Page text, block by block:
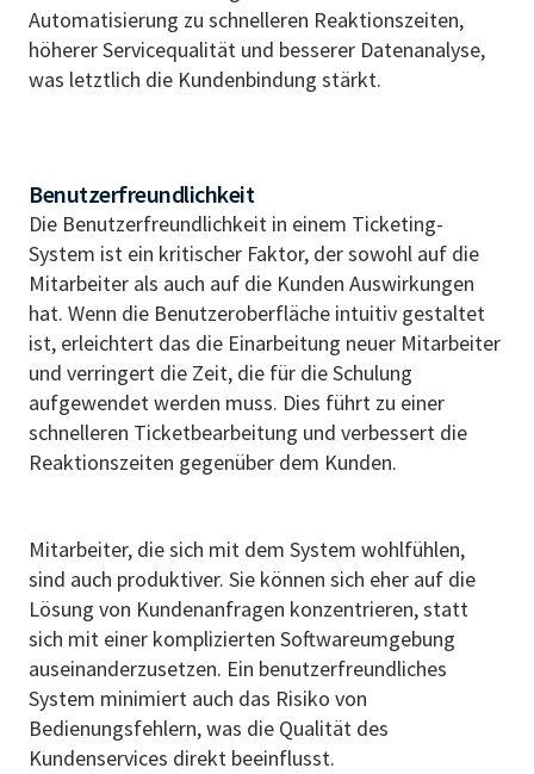
Automatisierung zu schnelleren Reaktionszeiten,
höherer Servicequalität und besserer Datenanalyse,
was letztlich die Kundenbindung stärkt.
Benutzerfreundlichkeit
Die Benutzerfreundlichkeit in einem Ticketing-
System ist ein kritischer Faktor, der sowohl auf die
Mitarbeiter als auch auf die Kunden Auswirkungen
hat. Wenn die Benutzeroberfläche intuitiv gestaltet
ist, erleichtert das die Einarbeitung neuer Mitarbeiter
und verringert die Zeit, die für die Schulung
aufgewendet werden muss. Dies führt zu einer
schnelleren Ticketbearbeitung und verbessert die
Reaktionszeiten gegenüber dem Kunden.
Mitarbeiter, die sich mit dem System wohlfühlen,
sind auch produktiver. Sie können sich eher auf die
Lösung von Kundenanfragen konzentrieren, statt
sich mit einer komplizierten Softwareumgebung
auseinanderzusetzen. Ein benutzerfreundliches
System minimiert auch das Risiko von
Bedienungsfehlern, was die Qualität des
Kundenservices direkt beeinflusst.